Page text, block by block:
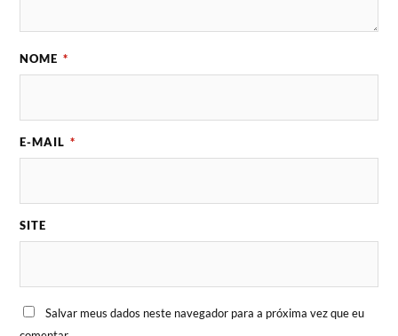
NOME *
E-MAIL *
SITE
Salvar meus dados neste navegador para a próxima vez que eu